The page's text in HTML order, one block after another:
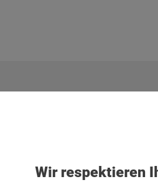
Wir respektieren